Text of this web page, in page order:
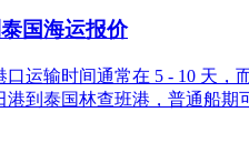
国海运报价​
运输时间通常在 5 - 10 天
港到泰国林查班港，普通船期